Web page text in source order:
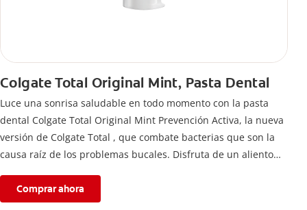
Colgate Total Original Mint, Pasta Dental
Luce una sonrisa saludable en todo momento con la pasta
dental Colgate Total Original Mint Prevención Activa, la nueva
versión de Colgate Total , que combate bacterias que son la
causa raíz de los problemas bucales. Disfruta de un aliento
fórmula con desempeño superior**** de la pasta de dientes
Colgate Total que te ofrece 24 horas** de protección
Comprar ahora